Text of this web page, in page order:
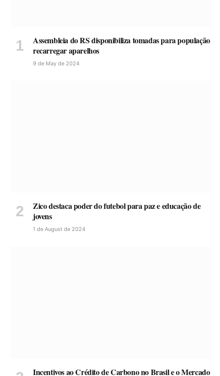
Assembleia do RS disponibiliza tomadas para população
recarregar aparelhos
9 de May de 2024
Zico destaca poder do futebol para paz e educação de
jovens
1 de August de 2024
Incentivos ao Crédito de Carbono no Brasil e o Mercado